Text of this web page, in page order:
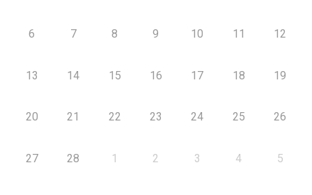
6 7 8 9 10 11 12
13 14 15 16 17 18 19
20 21 22 23 24 25 26
27 28 1 2 3 4 5